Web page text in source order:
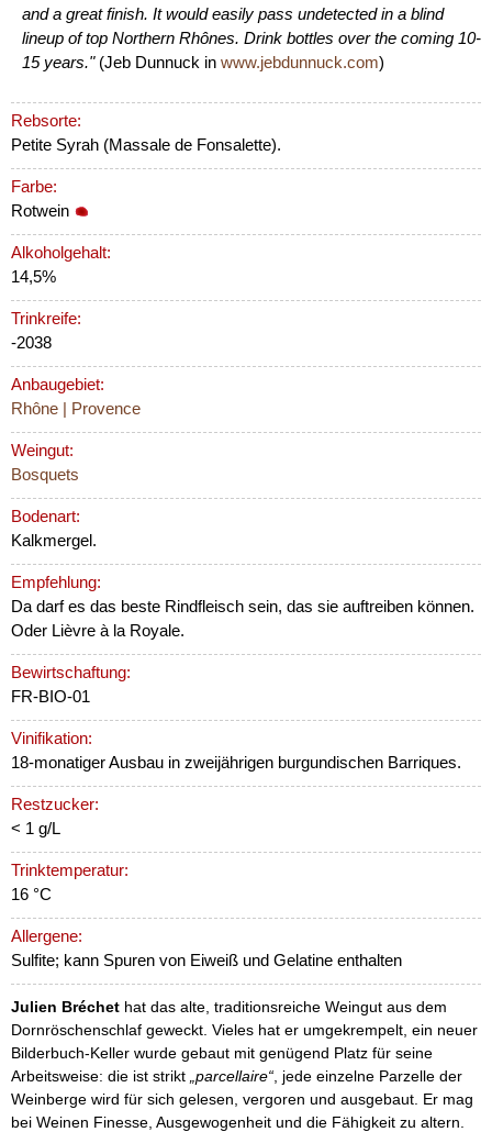
and a great finish. It would easily pass undetected in a blind
lineup of top Northern Rhônes. Drink bottles over the coming 10-
15 years."(Jeb Dunnuck in www.jebdunnuck.com)
Rebsorte:
Petite Syrah (Massale de Fonsalette).
Farbe:
Rotwein
Alkoholgehalt:
14,5%
Trinkreife:
-2038
Anbaugebiet:
Rhône | Provence
Weingut:
Bosquets
Bodenart:
Kalkmergel.
Empfehlung:
Da darf es das beste Rindfleisch sein, das sie auftreiben können.
Oder Lièvre à la Royale.
Bewirtschaftung:
FR-BIO-01
Vinifikation:
18-monatiger Ausbau in zweijährigen burgundischen Barriques.
Restzucker:
< 1 g/L
Trinktemperatur:
16 °C
Allergene:
Sulfite; kann Spuren von Eiweiß und Gelatine enthalten
Julien Bréchet hat das alte, traditionsreiche Weingut aus dem
Dornröschenschlaf geweckt. Vieles hat er umgekrempelt, ein neuer
Bilderbuch-Keller wurde gebaut mit genügend Platz für seine
Arbeitsweise: die ist strikt „parcellaire“ , jede einzelne Parzelle der
Weinberge wird für sich gelesen, vergoren und ausgebaut. Er mag
bei Weinen Finesse, Ausgewogenheit und die Fähigkeit zu altern.